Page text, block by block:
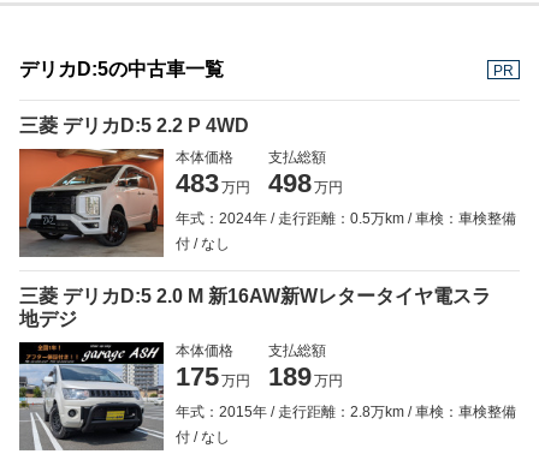
デリカD:5の中古車一覧 PR
三菱 デリカD:5 2.2 P 4WD
本体価格
483万円
支払総額
498万円
年式：2024年
走行距離：0.5万km
車検：車検整備
付
なし
三菱 デリカD:5 2.0 M 新16AW新Wレタータイヤ電スラ
地デジ
本体価格
175万円
支払総額
189万円
年式：2015年
走行距離：2.8万km
車検：車検整備
付
なし